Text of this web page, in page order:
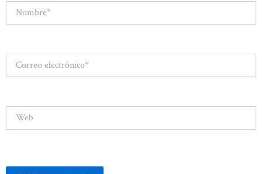
Nombre*
Correo
electrónico*